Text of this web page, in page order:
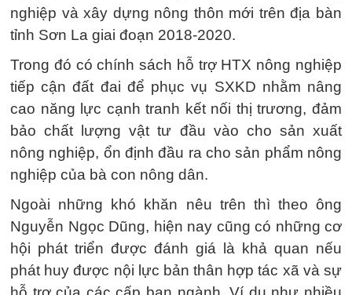
nghiệp và xây dựng nông thôn mới trên địa bàn
tỉnh Sơn La giai đoạn 2018-2020.
Trong đó có chính sách hỗ trợ HTX nông nghiệp
tiếp cận đất đai để phục vụ SXKD nhằm nâng
cao năng lực cạnh tranh kết nối thị trương, đảm
bảo chất lượng vật tư đầu vào cho sản xuất
nông nghiệp, ổn định đầu ra cho sản phẩm nông
nghiệp của bà con nông dân.
Ngoài những khó khăn nêu trên thì theo ông
Nguyễn Ngọc Dũng, hiện nay cũng có những cơ
hội phát triển được đánh giá là khả quan nếu
phát huy được nội lực bản thân hợp tác xã và sự